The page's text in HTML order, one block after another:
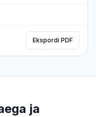
Ekspordi PDF
ja